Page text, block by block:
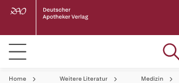
Home Weitere Literatur Medizin